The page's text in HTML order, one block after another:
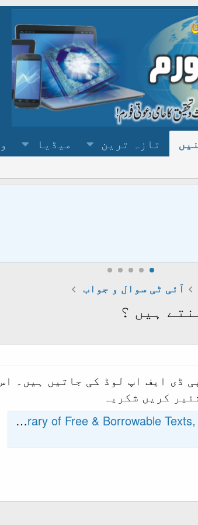
تازہ ترین میڈیا
آئی ٹی سوال و جواب
ہیں ؟
ڈی ایف اپ لوڈ کی جاتیں ہیں۔
کریں شکریہ
Internet Archive: Digital Library of Free &